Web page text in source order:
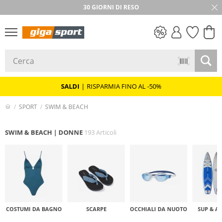
★★★★★ 4,8 / 5,0 STELLE
30 GIORNI DI RESO
SALDI | RISPARMIA FINO AL -50%
SPORT SWIM & BEACH
SWIM & BEACH | DONNE 193 Articoli
COSTUMI DA BAGNO SCARPE OCCHIALI DA NUOTO SUP &